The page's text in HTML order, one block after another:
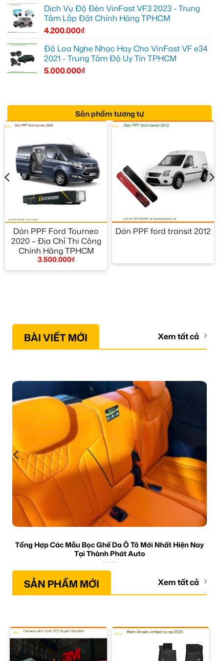
Dịch Vụ Độ Đèn VinFast VF3 2023 - Trung
Tâm Lắp Đặt Chính Hãng TPHCM
4.200.000₫
Độ Loa Nghe Nhạc Hay Cho VinFast VF e34
2021 - Trung Tâm Độ Uy Tín TPHCM
5.000.000₫
Sản phẩm tương tự
Dán PPF Ford Tourneo
2020 – Địa Chỉ Thi Công
Chính Hãng TPHCM
3.500.000₫
Dán PPF ford transit 2012
BÀI VIẾT MỚI Xem tất cả
Tổng Hợp Các Mẫu Bọc Ghế Da Ô Tô Mới Nhất Hiện Nay
Tại Thành Phát Auto
SẢN PHẨM MỚI Xem tất cả